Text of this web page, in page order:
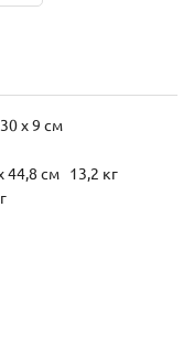
x 9 см
44,8 см 13,2 кг